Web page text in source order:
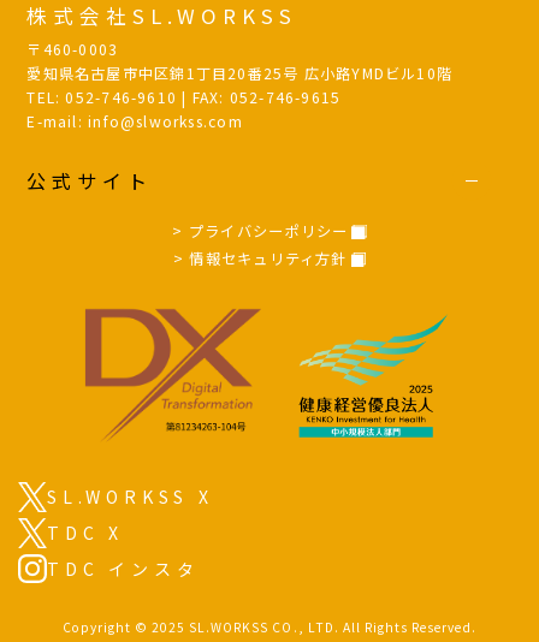
株式会社SL.WORKSS
〒460-0003
愛知県名古屋市中区錦1丁目20番25号 広小路YMDビル10階
TEL: 052-746-9610 | FAX: 052-746-9615
E-mail: info@slworkss.com
公式サイト
> プライバシーポリシー
> 情報セキュリティ方針
SL.WORKSS X
TDC X
TDC インスタ
Copyright © 2025 SL.WORKSS CO., LTD. All Rights Reserved.